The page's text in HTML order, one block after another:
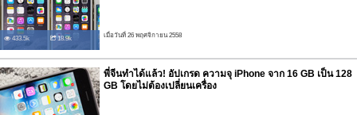
433.5k 18.9k เมื่อวันที่ 26 พฤศจิกายน 2558
พี่จีนทำได้แล้ว! อัปเกรด ความจุ iPhone จาก 16 GB เป็น 128
GB โดยไม่ต้องเปลี่ยนเครื่อง